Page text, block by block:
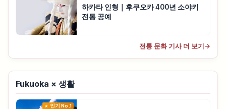
하카타 인형｜후쿠오카 400년 소야키
전통 공예
전통 문화 기사 더 보기 →
Fukuoka × 생활
인기 No.1